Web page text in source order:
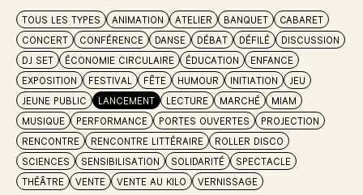
TOUS LES TYPES ANIMATION ATELIER BANQUET
CABARET
CONCERT
CONFÉRENCE DANSE DÉBAT DÉFILÉ
DISCUSSION
DJ SET
ÉCONOMIE CIRCULAIRE ÉDUCATION
ENFANCE
EXPOSITION
FESTIVAL FÊTE HUMOUR INITIATION
JEU
JEUNE PUBLIC
LANCEMENT LECTURE MARCHÉ
MIAM
MUSIQUE
PERFORMANCE PORTES OUVERTES
PROJECTION
RENCONTRE
RENCONTRE LITTÉRAIRE
ROLLER DISCO
SCIENCES
SENSIBILISATION SOLIDARITÉ
SPECTACLE
THÉÂTRE
VENTE VENTE AU KILO VERNISSAGE